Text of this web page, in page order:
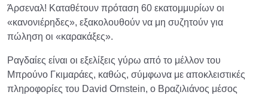
Άρσεναλ! Καταθέτουν πρόταση 60 εκατομμυρίων οι
«κανονιέρηδες», εξακολουθούν να μη συζητούν για
πώληση οι «καρακάξες».
Ραγδαίες είναι οι εξελίξεις γύρω από το μέλλον του
Μπρούνο Γκιμαράες, καθώς, σύμφωνα με αποκλειστικές
πληροφορίες του David Ornstein, ο Βραζιλιάνος μέσος